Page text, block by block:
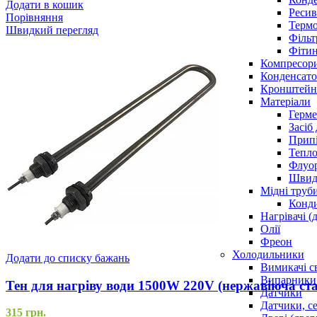
Матеріали
Мідні
Нагрівачі
Олії
Фреон
Холодильники
Вимикачі
Випарники
Датчики
Датчики,
Додати в кошик
Порівняння
Швидкий перегляд
Додати до списку бажань
Тен для нагріву води 1500W 220V (нержавіюча
315 грн.